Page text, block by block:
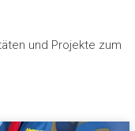
und Projekte zum